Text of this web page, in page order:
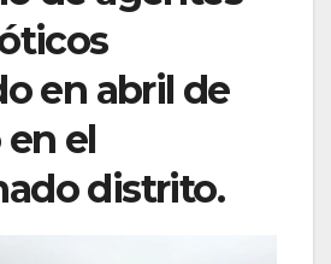
en abril de
el
distrito.